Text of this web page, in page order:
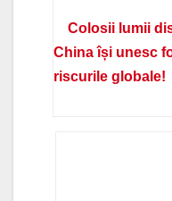
Colosii lumii
China își unesc
riscurile globale!